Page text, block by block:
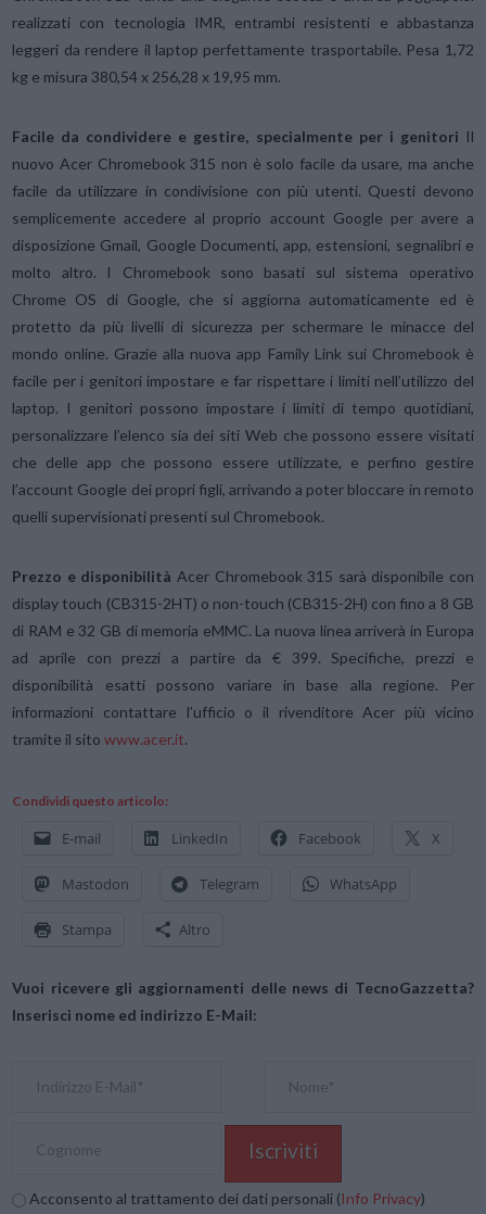
realizzati con tecnologia IMR, entrambi resistenti e abbastanza
leggeri da rendere il laptop perfettamente trasportabile. Pesa 1,72
kg e misura 380,54 x 256,28 x 19,95 mm.
Facile da condividere e gestire, specialmente per i genitori Il
nuovo Acer Chromebook 315 non è solo facile da usare, ma anche
facile da utilizzare in condivisione con più utenti. Questi devono
semplicemente accedere al proprio account Google per avere a
disposizione Gmail, Google Documenti, app, estensioni, segnalibri e
molto altro. I Chromebook sono basati sul sistema operativo
Chrome OS di Google, che si aggiorna automaticamente ed è
protetto da più livelli di sicurezza per schermare le minacce del
mondo online. Grazie alla nuova app Family Link sui Chromebook è
facile per i genitori impostare e far rispettare i limiti nell’utilizzo del
laptop. I genitori possono impostare i limiti di tempo quotidiani,
personalizzare l’elenco sia dei siti Web che possono essere visitati
che delle app che possono essere utilizzate, e perfino gestire
l’account Google dei propri figli, arrivando a poter bloccare in remoto
quelli supervisionati presenti sul Chromebook.
Prezzo e disponibilità Acer Chromebook 315 sarà disponibile con
display touch (CB315-2HT) o non-touch (CB315-2H) con fino a 8 GB
di RAM e 32 GB di memoria eMMC. La nuova linea arriverà in Europa
ad aprile con prezzi a partire da € 399. Specifiche, prezzi e
disponibilità esatti possono variare in base alla regione. Per
informazioni contattare l’ufficio o il rivenditore Acer più vicino
tramite il sitowww.acer.it.
Condividi questo articolo:
E-mail LinkedIn Facebook X
Mastodon Telegram WhatsApp
Stampa Altro
Vuoi ricevere gli aggiornamenti delle news di TecnoGazzetta?
Inserisci nome ed indirizzo E-Mail:
Acconsento al trattamento dei dati personali (Info Privacy)